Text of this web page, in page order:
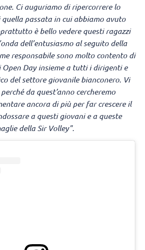
Ci auguriamo di ripercorrere lo
quella passata in cui abbiamo avuto
è bello vedere questi ragazzi
dell’entusiasmo al seguito della
responsabile sono molto contento di
Open Day insieme a tutti i dirigenti e
del settore giovanile bianconero. Vi
da quest’anno cercheremo
ancora di più per far crescere il
a questi giovani e a queste
della Sir Volley".